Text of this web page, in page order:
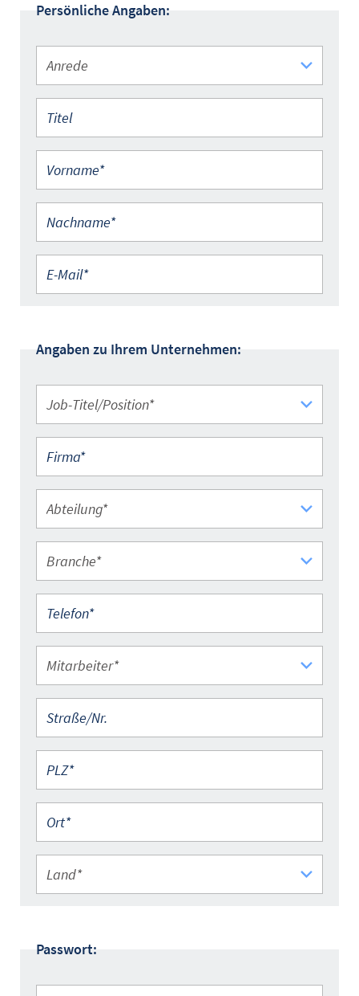
Persönliche Angaben:
Titel
Nachname*
E-Mail*
Angaben zu Ihrem Unternehmen:
Job-Titel/Position*
Firma*
Abteilung*
Branche*
Telefon*
Mitarbeiter*
Straße/Nr.
Passwort: